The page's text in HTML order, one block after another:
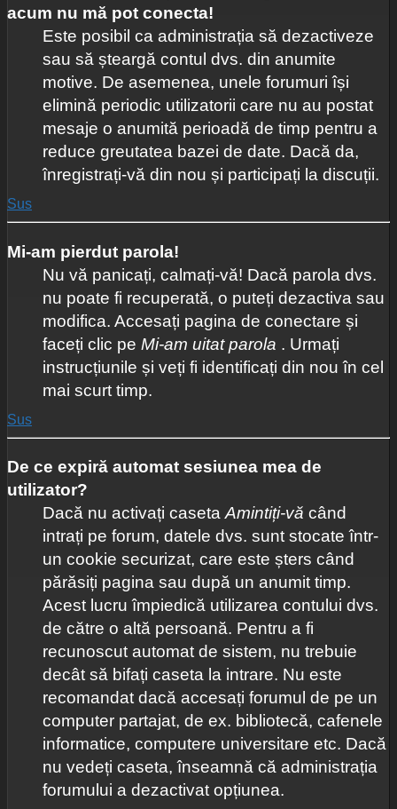
acum nu mă pot conecta!
Este posibil ca administrația să dezactiveze
sau să șteargă contul dvs. din anumite
motive. De asemenea, unele forumuri își
elimină periodic utilizatorii care nu au postat
mesaje o anumită perioadă de timp pentru a
reduce greutatea bazei de date. Dacă da,
înregistrați-vă din nou și participați la discuții.
Sus
Mi-am pierdut parola!
Nu vă panicați, calmați-vă! Dacă parola dvs.
nu poate fi recuperată, o puteți dezactiva sau
modifica. Accesați pagina de conectare și
faceți clic pe Mi-am uitat parola . Urmați
instrucțiunile și veți fi identificați din nou în cel
mai scurt timp.
Sus
De ce expiră automat sesiunea mea de
utilizator?
Dacă nu activați casetaAmintiți-vă când
intrați pe forum, datele dvs. sunt stocate într-
un cookie securizat, care este șters când
părăsiți pagina sau după un anumit timp.
Acest lucru împiedică utilizarea contului dvs.
de către o altă persoană. Pentru a fi
recunoscut automat de sistem, nu trebuie
decât să bifați caseta la intrare. Nu este
recomandat dacă accesați forumul de pe un
computer partajat, de ex. bibliotecă, cafenele
informatice, computere universitare etc. Dacă
nu vedeți caseta, înseamnă că administrația
forumului a dezactivat opțiunea.